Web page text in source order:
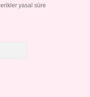
yasal süre